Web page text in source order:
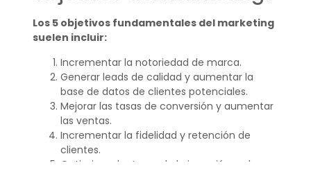
Los 5 objetivos fundamentales del marketing
suelen incluir:
Incrementar la notoriedad de marca.
Generar leads de calidad y aumentar la
base de datos de clientes potenciales.
Mejorar las tasas de conversión y aumentar
las ventas.
Incrementar la fidelidad y retención de
clientes.
Optimizar el retorno de la inversión en las